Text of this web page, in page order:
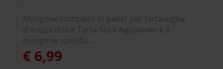
Mangime completo in pellet per tartarughe
d'acqua dolce Tarta Stick Aqualoves è il
mangime specific ...
€ 6,99